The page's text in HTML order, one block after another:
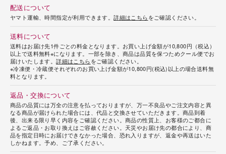
配送について
ヤマト運輸、時間指定が利用できます。詳細はこちらをご確認ください。
送料について
送料はお届け先1件ごとの料金となります。お買い上げ金額が10,800円（税込）
以上で送料無料※になります。一部を除き、商品は品質を保つためクール便でお
届けいたします。詳細はこちらをご確認ください。
※冷凍便・冷蔵便それぞれのお買い上げ金額が10,800円(税込)以上の場合送料無
料となります。
返品・交換について
商品の品質には万全の注意を払っておりますが、万一不良品やご注文内容と異
なる商品が届けられた場合には、代品と交換させていただきます。商品到着
後、出来る限り早く内容をご確認ください。商品の性質上、お客様のご都合に
よるご返品・お取り換えはご容赦ください。天災やお届け先の都合により、商
品を指定日時にお届けできなかった場合、恐れ入りますが、返金や再送はいた
しかねます。予め、ご了承ください。